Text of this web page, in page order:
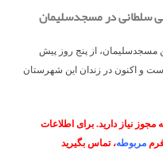
سلطانی در مسجدسلیمان
مسجدسلیمان، از پنج روز پیش
و اکنون در زندان این شهرستان
نیاز دارید. برای اطلاعات
مربوطه، تماس بگیرید